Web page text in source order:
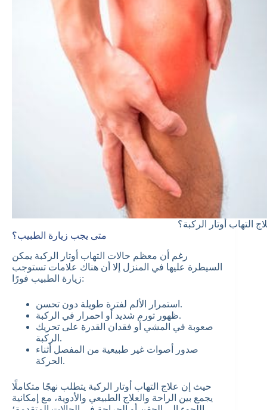
أوتار الركبة؟
متى يجب زيارة الطبيب؟
رغم أن معظم حالات التهاب أوتار الركبة يمكن
السيطرة عليها في المنزل إلا أن هناك علامات تستوجب
زيارة الطبيب فورًا:
استمرار الألم لفترة طويلة دون تحسن.
ظهور تورم شديد أو احمرار في الركبة.
صعوبة في المشي أو فقدان القدرة على تحريك
الركبة.
صدور أصوات غير طبيعية من المفصل أثناء
الحركة.
حيث إن علاج التهاب أوتار الركبة يتطلب نهجًا متكاملًا
يجمع بين الراحة والعلاج الطبيعي والأدوية، مع إمكانية